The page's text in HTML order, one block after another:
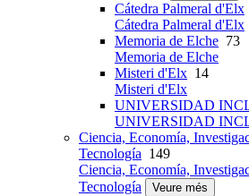
Cátedra Palmeral d'Elx
Cátedra Palmeral d'Elx
Memoria de Elche 73
Memoria de Elche
Misteri d'Elx 14
Misteri d'Elx
UNIVERSIDAD
UNIVERSIDAD
Ciencia, Economía,
Tecnología 149
Ciencia, Economía,
Tecnología
Veure més